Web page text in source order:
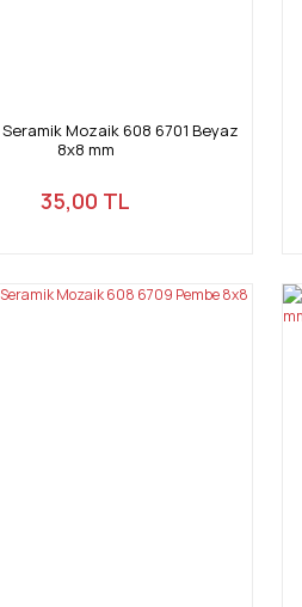
Mozaik 608 6701 Beyaz
8x8 mm
35,00 TL